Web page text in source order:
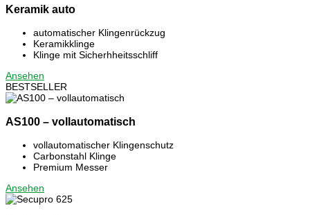
Keramik auto
automatischer Klingenrückzug
Keramikklinge
Klinge mit Sicherhheitsschliff
Ansehen
BESTSELLER
AS100 – vollautomatisch
vollautomatischer Klingenschutz
Carbonstahl Klinge
Premium Messer
Ansehen